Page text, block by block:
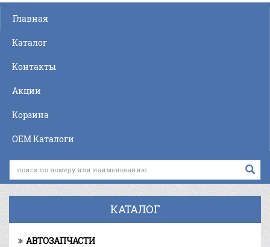
Главная
Каталог
Контакты
Акции
Корзина
OEM Каталоги
КАТАЛОГ
АВТОЗАПЧАСТИ